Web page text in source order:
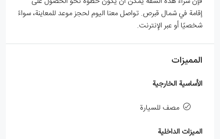
إقامة في شمال قبرص. تواصل معنا اليوم لحجز موعد للمعاينة، سواءً
شخصيًا أو عبر الإنترنت.
المميزات
الأساسية الخارجية
مصف للسيارة
الميزات الداخلية